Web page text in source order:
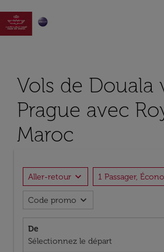

Vols de Douala
Prague avec
Maroc
Aller-retour expand_more 1 Passager,
Code promo expand_more
De
Sélectionnez le départ